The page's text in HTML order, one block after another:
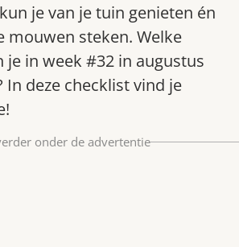
je van je tuin genieten én
mouwen steken. Welke
in week #32 in augustus
In deze checklist vind je
onder de advertentie